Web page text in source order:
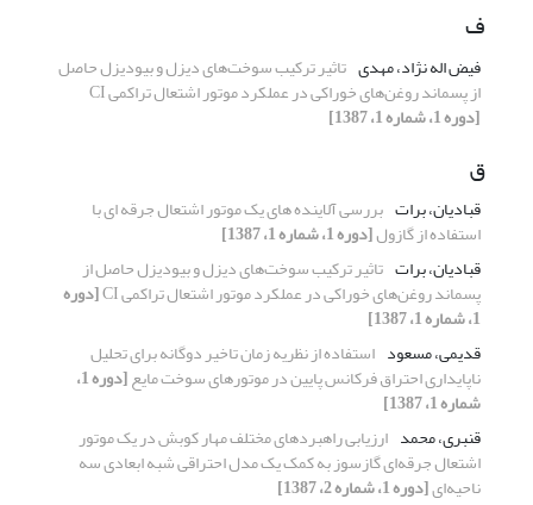
ف
فیض اله نژاد، مهدی تاثیر ترکیب سوخت‌های دیزل و بیودیزل حاصل
از پسماند روغن‌های خوراکی در عملکرد موتور اشتعال تراکمی CI
[دوره 1، شماره 1، 1387]
ق
قبادیان، برات بررسی آلاینده ­های یک موتور اشتعال جرقه ­ای با
استفاده از گازول[دوره 1، شماره 1، 1387]
قبادیان، برات تاثیر ترکیب سوخت‌های دیزل و بیودیزل حاصل از
پسماند روغن‌های خوراکی در عملکرد موتور اشتعال تراکمی CI [دوره
1، شماره 1، 1387]
قدیمی، مسعود استفاده از نظریه زمان تاخیر دوگانه برای تحلیل
ناپایداری احتراق فرکانس پایین در موتورهای سوخت مایع [دوره 1،
شماره 1، 1387]
قنبری، محمد ارزیابی راهبردهای مختلف مهار کوبش در یک موتور
اشتعال جرقه‌ای گازسوز به کمک یک مدل احتراقی شبه ابعادی سه
ناحیه‌ای[دوره 1، شماره 2، 1387]